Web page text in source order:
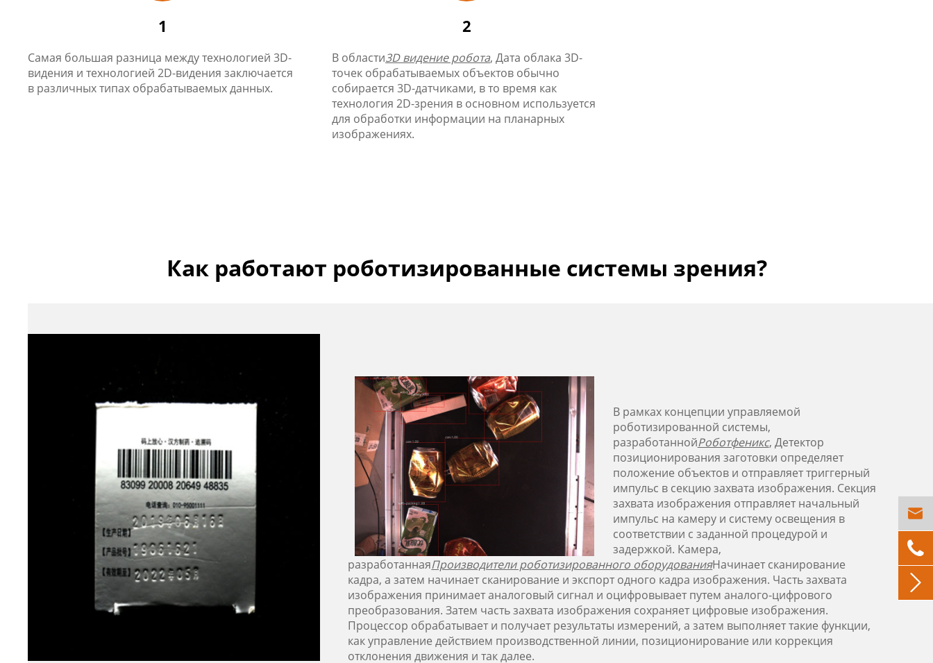
1
Самая большая разница между технологией 3D-
видения и технологией 2D-видения заключается
в различных типах обрабатываемых данных.
2
В области3D видение робота, Дата облака 3D-
точек обрабатываемых объектов обычно
собирается 3D-датчиками, в то время как
технология 2D-зрения в основном используется
для обработки информации на планарных
изображениях.
Как работают роботизированные системы зрения?
В рамках концепции управляемой
роботизированной системы,
разработаннойРоботфеникс, Детектор
позиционирования заготовки определяет
положение объектов и отправляет триггерный
импульс в секцию захвата изображения. Секция
захвата изображения отправляет начальный
импульс на камеру и систему освещения в
соответствии с заданной процедурой и
задержкой. Камера,
разработаннаяПроизводители роботизированного оборудованияНачинает сканирование
кадра, а затем начинает сканирование и экспорт одного кадра изображения. Часть захвата
изображения принимает аналоговый сигнал и оцифровывает путем аналого-цифрового
преобразования. Затем часть захвата изображения сохраняет цифровые изображения.
Процессор обрабатывает и получает результаты измерений, а затем выполняет такие функции,
как управление действием производственной линии, позиционирование или коррекция
отклонения движения и так далее.


